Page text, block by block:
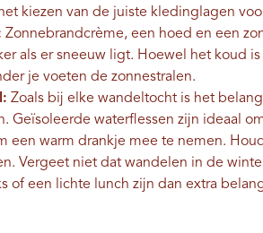
kiezen van de juiste kledinglagen
Zonnebrandcrème, een hoed en een
als er sneeuw ligt. Hoewel het koud
je voeten de zonnestralen.
Zoals bij elke wandeltocht is het
Geïsoleerde waterflessen zijn ideaal
een ​​warm drankje mee te nemen.
Vergeet niet dat wandelen in de
of een lichte lunch zijn dan extra